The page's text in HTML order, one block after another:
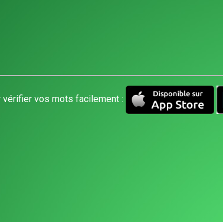
vos mots facilement :